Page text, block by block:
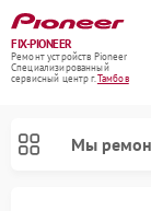
FIX-PIONEER
Ремонт устройств Pioneer
Специализированный
cервисный центр г.Тамбов
Мы